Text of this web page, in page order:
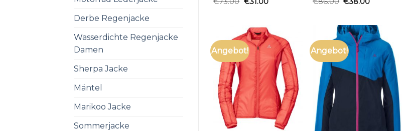
Derbe Regenjacke
Wasserdichte Regenjacke
Damen
Sherpa Jacke
Mäntel
Marikoo Jacke
Sommerjacke
Angebot! Angebot!